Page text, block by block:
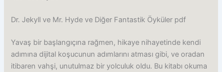
Dr. Jekyll ve Mr. Hyde ve Diğer Fantastik Öyküler pdf
Yavaş bir başlangıçına rağmen, hikaye nihayetinde kendi
adımına dijital koşucunun adımlarını atması gibi, ve oradan
itibaren vahşi, unutulmaz bir yolculuk oldu. Bu kitabı okuma